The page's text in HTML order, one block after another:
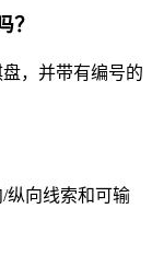
？
，并带有编号的
纵向线索和可输